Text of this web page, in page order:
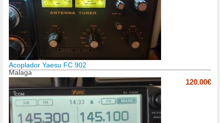
Acoplador Yaesu FC 902
Malaga
120.00€